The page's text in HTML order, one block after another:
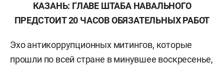
КАЗАНЬ: ГЛАВЕ ШТАБА НАВАЛЬНОГО
ПРЕДСТОИТ 20 ЧАСОВ ОБЯЗАТЕЛЬНЫХ РАБОТ
Эхо антикоррупционных митингов, которые
прошли по всей стране в минувшее воскресенье,